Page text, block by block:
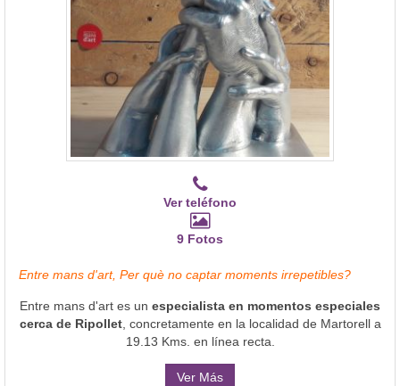
Ver teléfono
9 Fotos
Entre mans d'art, Per què no captar moments irrepetibles?
Entre mans d'art es un especialista en momentos especiales
cerca de Ripollet, concretamente en la localidad de Martorell a
19.13 Kms. en línea recta.
Ver Más